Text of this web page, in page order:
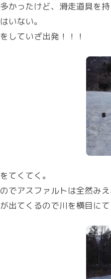
かったけど、滑走道具を
いない。
していざ出発！！！
てくてく。
でアスファルトは全然み
出てくるので川を横目にて